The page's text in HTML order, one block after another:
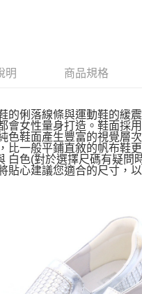
明 商品規格
的俐落線條與運動鞋的緩
會女性量身打造。鞋面採
色鞋面產生豐富的視覺層
比一般平鋪直敘的帆布鞋
白色(對於選擇尺碼有疑問
貼心建議您適合的尺寸，